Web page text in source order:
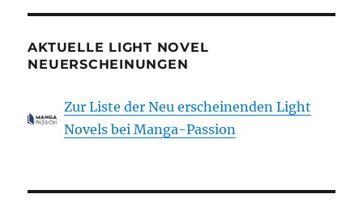
AKTUELLE LIGHT NOVEL
NEUERSCHEINUNGEN
Zur Liste der Neu erscheinenden Light
Novels bei Manga-Passion